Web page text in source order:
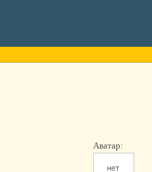
Аватар: